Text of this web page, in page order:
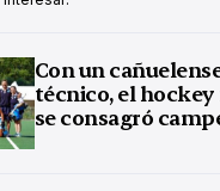
Con un
técnico, el
se consagró